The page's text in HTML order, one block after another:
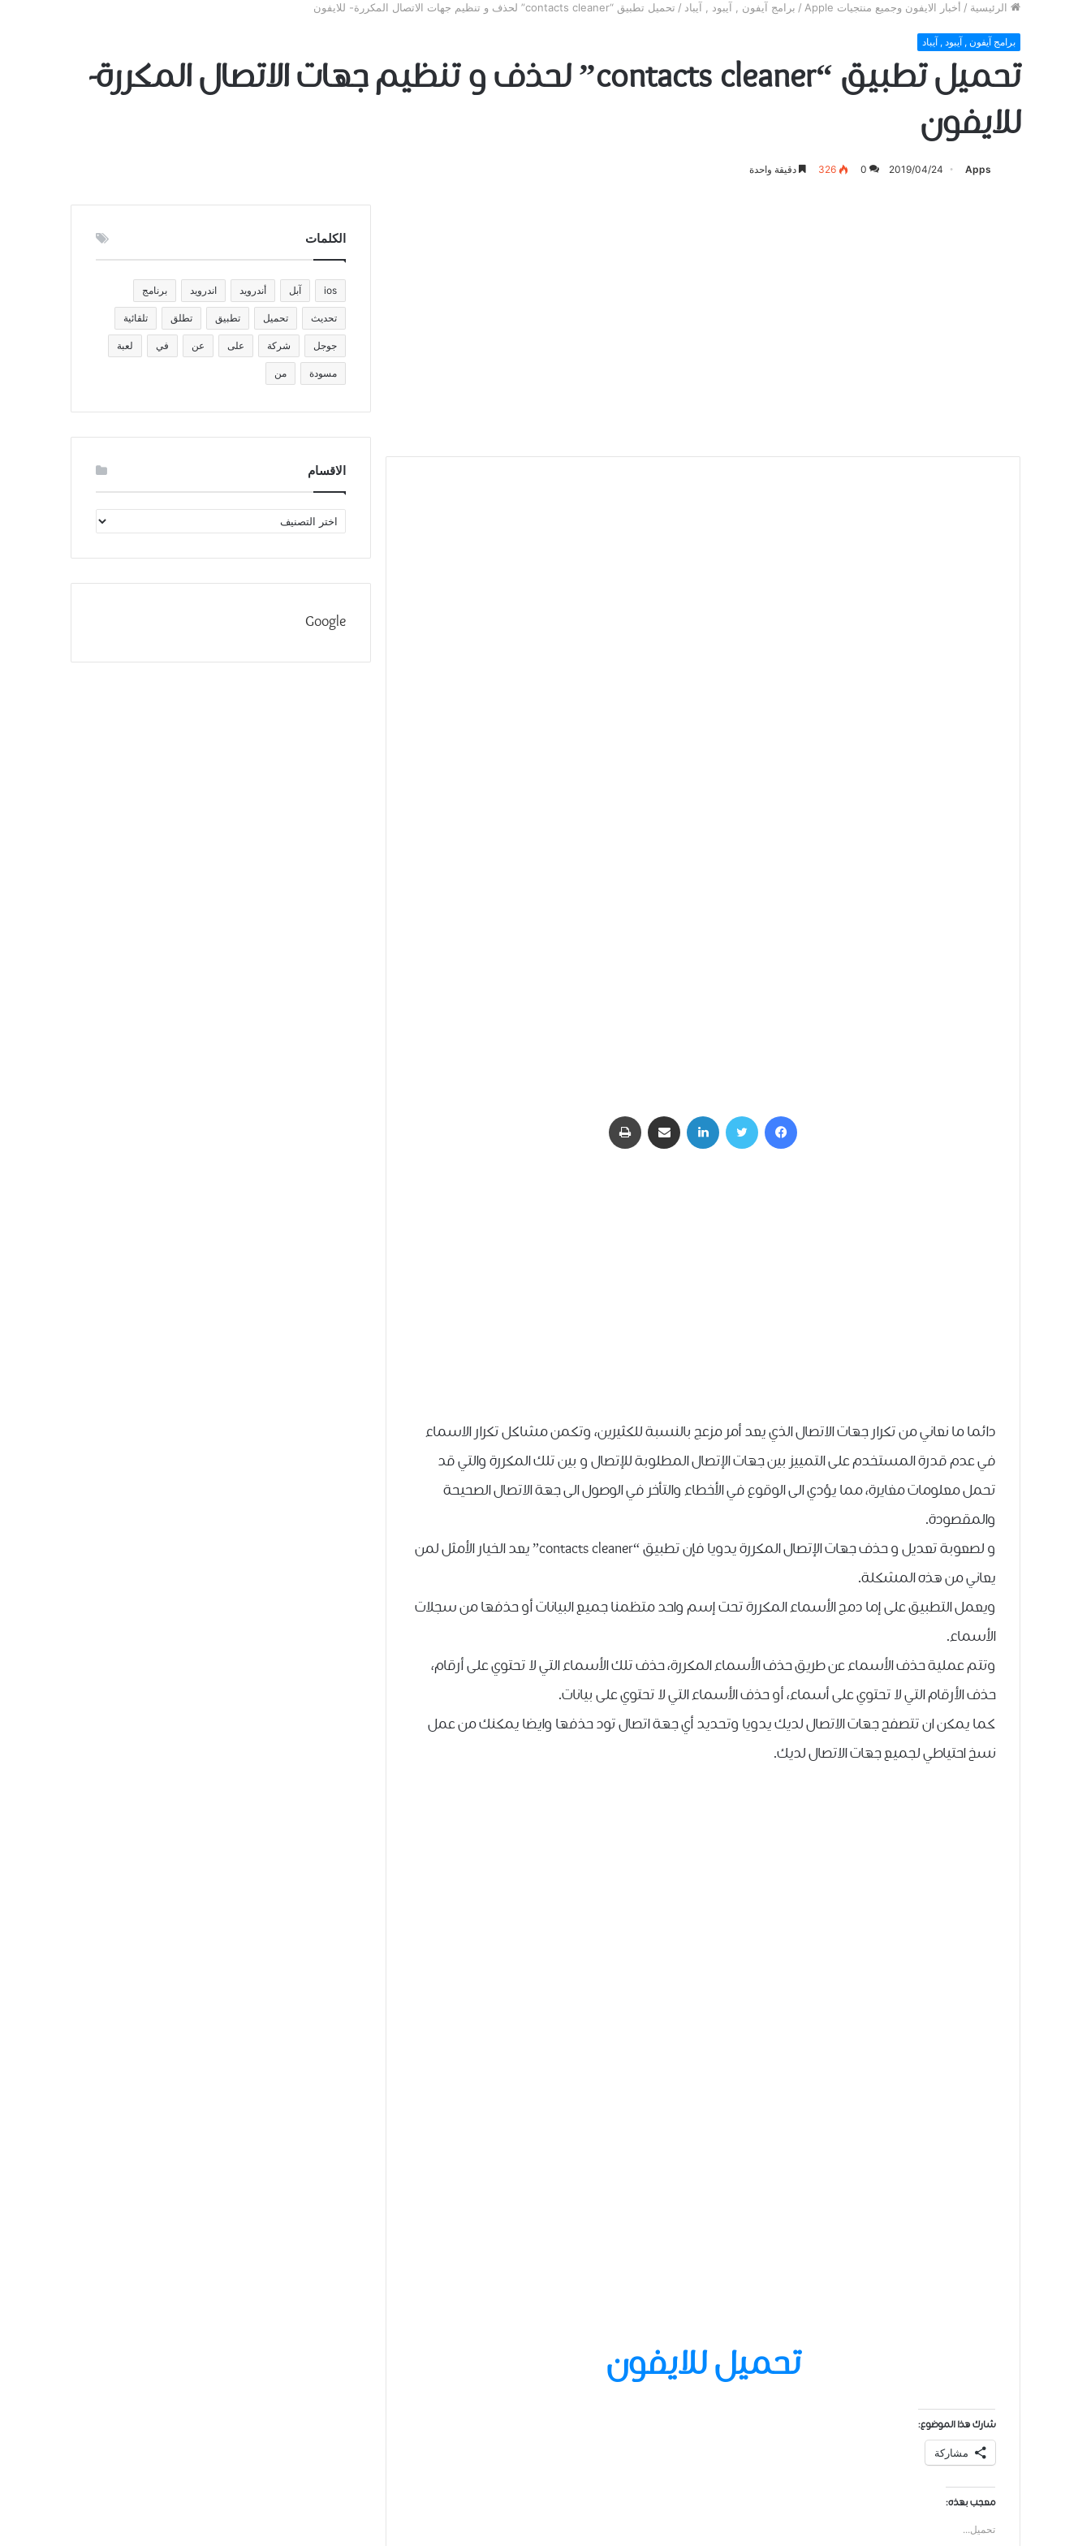
الرئيسية / أخبار الايفون وجميع منتجيات Apple / برامج آيفون , آيبود , آيباد / تحميل تطبيق “contacts cleaner” لحذف و تنظيم جهات الاتصال المكررة- للايفون
برامج آيفون , آيبود , آيباد
تحميل تطبيق “contacts cleaner” لحذف و تنظيم جهات الاتصال المكررة-
للايفون
Apps
2019/04/24
0
326 دقيقة واحدة
فيسبوك تويتر لينكدإن مشاركة عبر البريد
دائما ما نعاني من تكرار جهات الاتصال الذي يعد أمر مزعج بالنسبة للكثيرين، وتكمن مشاكل تكرار الاسماء
في عدم قدرة المستخدم على التمييز بين جهات الإتصال المطلوبة للإتصال و بين تلك المكررة والتي قد
تحمل معلومات مغايرة، مما يؤدي الى الوقوع في الأخطاء والتأخر في الوصول الى جهة الاتصال الصحيحة
والمقصودة.
و لصعوبة تعديل و حذف جهات الإتصال المكررة يدويا فإن تطبيق “contacts cleaner” يعد الخيار الأمثل لمن
يعاني من هذه المشكلة.
ويعمل التطبيق على إما دمج الأسماء المكررة تحت إسم واحد متظمنا جميع البيانات أو حذفها من سجلات
الأسماء.
وتتم عملية حذف الأسماء عن طريق حذف الأسماء المكررة، حذف تلك الأسماء التي لا تحتوي على أرقام،
حذف الأرقام التي لا تحتوي على أسماء، أو حذف الأسماء التي لا تحتوي على بيانات.
كما يمكن ان تتصفح جهات الاتصال لديك يدويا وتحديد أي جهة اتصال تود حذفها وايضا يمكنك من عمل
نسخ احتياطي لجميع جهات الاتصال لديك.
تحميل للايفون
شارك هذا الموضوع:
مشاركة
معجب بهذه:
تحميل...
الكلمات
ios آبل أندرويد اندرويد برنامج
تحديث تحميل تطبيق تطلق تلقائية
جوجل شركة على عن في لعبة
مسودة من
الاقسام
الاقسام
Google